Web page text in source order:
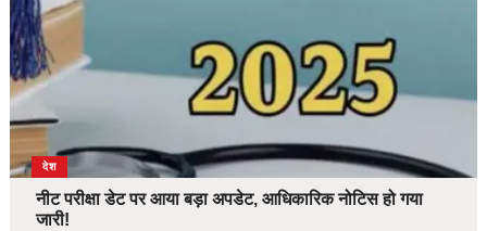
देश
नीट परीक्षा डेट पर आया बड़ा अपडेट, आधिकारिक नोटिस हो गया
जारी!